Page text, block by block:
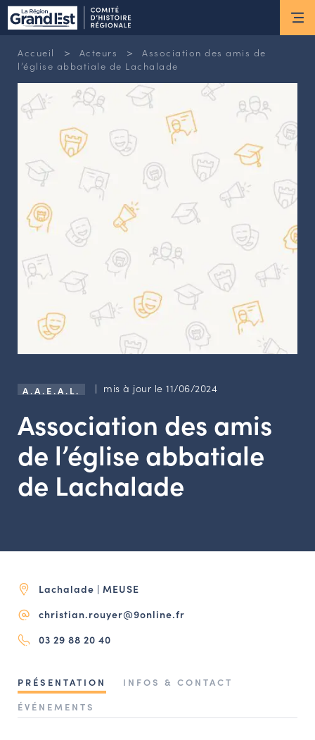
ESPACE MEMBRE
Actus
ACTUALITÉS DU MOMENT
RETOUR SUR LES DERNIÈRES
NEWSLETTERS
INSCRIPTION À LA NEWSLETTER
Nous connaître
LES MISSIONS DU CHR
L’ÉQUIPE DU CHR
LE CONSEIL DES ASSOCIATIONS
LE CONSEIL SCIENTIFIQUE
LES ACTIONS PHARES
CONTACT
Agenda
Annuaire
Ressources
OUTILS EN LIGNE
Espace acteurs
PORTAIL CULTURE
Accueil > Acteurs >
Association des amis de
l’église abbatiale de Lachalade
A.A.E.A.L. | mis à jour le 11/06/2024
Association des amis
de l’église abbatiale
de Lachalade
Lachalade | MEUSE
christian.rouyer@9online.fr
03 29 88 20 40
PRÉSENTATION
INFOS & CONTACT
ÉVÉNEMENTS